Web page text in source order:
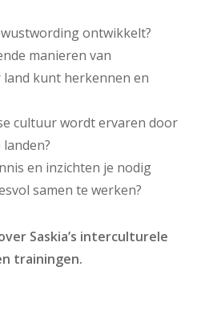
ontwikkelt?
manieren van
kunt herkennen en
cultuur wordt ervaren door
en inzichten je nodig
samen te werken?
Saskia’s interculturele
trainingen.